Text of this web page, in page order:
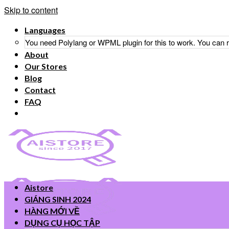
Skip to content
Languages
You need Polylang or WPML plugin for this to work. You
About
Our Stores
Blog
Contact
FAQ
Aistore
GIÁNG SINH 2024
HÀNG MỚI VỀ
DỤNG CỤ HỌC TẬP